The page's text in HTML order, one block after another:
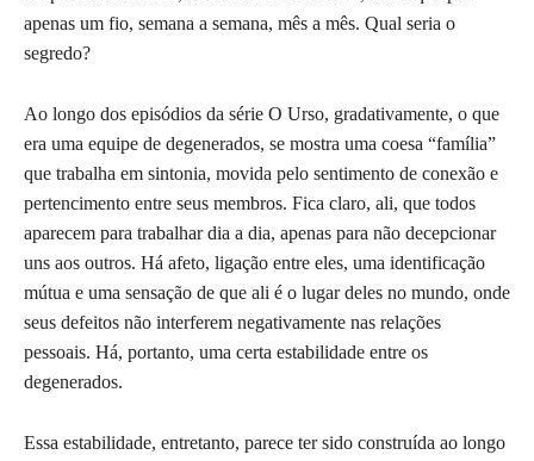
apenas um fio, semana a semana, mês a mês. Qual seria o
segredo?
Ao longo dos episódios da série O Urso, gradativamente, o que
era uma equipe de degenerados, se mostra uma coesa “família”
que trabalha em sintonia, movida pelo sentimento de conexão e
pertencimento entre seus membros. Fica claro, ali, que todos
aparecem para trabalhar dia a dia, apenas para não decepcionar
uns aos outros. Há afeto, ligação entre eles, uma identificação
mútua e uma sensação de que ali é o lugar deles no mundo, onde
seus defeitos não interferem negativamente nas relações
pessoais. Há, portanto, uma certa estabilidade entre os
degenerados.
Essa estabilidade, entretanto, parece ter sido construída ao longo